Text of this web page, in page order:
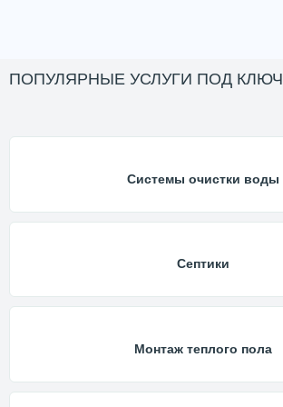
ПОПУЛЯРНЫЕ УСЛУГИ ПОД КЛЮЧ
Системы очистки воды
Септики
Монтаж теплого пола